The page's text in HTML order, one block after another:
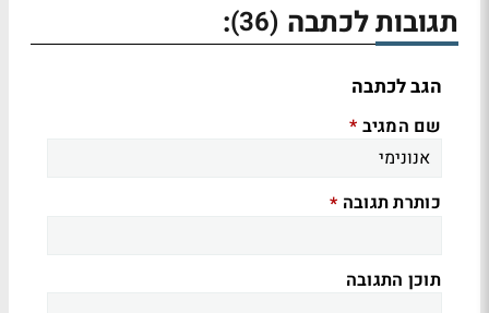
תגובות לכתבה (36)
:
הגב לכתבה
שם המגיב *
כותרת תגובה *
תוכן התגובה